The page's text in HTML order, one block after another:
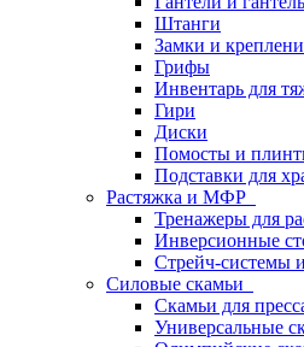
Штанги
Замки и
Грифы
Инвентарь для
Гири
Диски
Помосты и
Подставки для
Растяжка и МФР
Тренажеры для
Инверсионные
Стрейч-системы
Силовые скамьи
Скамьи для
Универсальные